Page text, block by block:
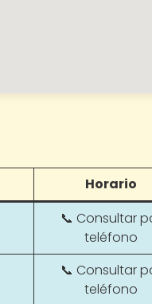
Horario
📞 Consultar
teléfono
📞 Consultar
teléfono